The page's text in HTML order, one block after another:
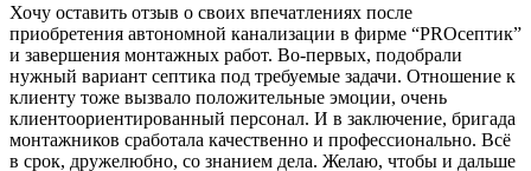
Хочу оставить отзыв о своих впечатлениях после
приобретения автономной канализации в фирме “PROсептик”
и завершения монтажных работ. Во-первых, подобрали
нужный вариант септика под требуемые задачи. Отношение к
клиенту тоже вызвало положительные эмоции, очень
клиентоориентированный персонал. И в заключение, бригада
монтажников сработала качественно и профессионально. Всё
в срок, дружелюбно, со знанием дела. Желаю, чтобы и дальше